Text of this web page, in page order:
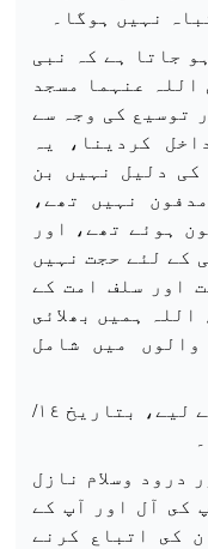
نہیں ہوگا۔
جاتا ہے کہ نبی
عنہما مسجد
توسیع کی وجہ سے
کردینا، یہ
دلیل نہیں بن
نہیں تھے،
ہوئے تھے، اور
کے لئے حجت نہیں
اور سلف امت کے
ہمیں بھلائى
میں شامل
اور نصیحت و بری الذمہ ہونے کے لیے، بتاریخ ١٤/
درود وسلام نازل
کى آل اور آپ کے
کى اتباع کرنے